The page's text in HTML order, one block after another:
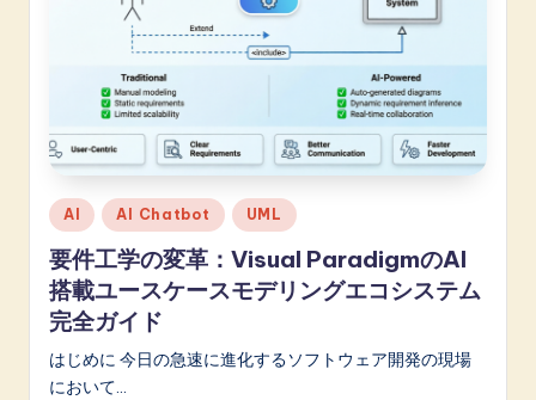
Posted
in
AI AI Chatbot UML
要件工学の変革：Visual ParadigmのAI
搭載ユースケースモデリングエコシステム
完全ガイド
はじめに 今日の急速に進化するソフトウェア開発の現場
において…